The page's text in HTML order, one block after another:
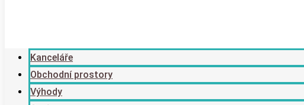
Kanceláře
Obchodní prostory
Výhody